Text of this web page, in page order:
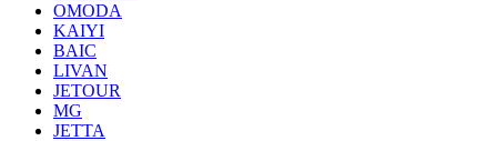
OMODA
KAIYI
BAIC
LIVAN
JETOUR
MG
JETTA